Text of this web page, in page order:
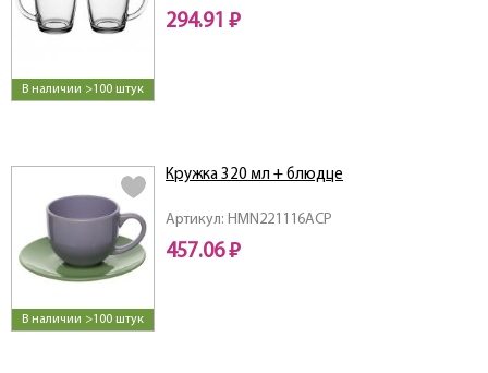
В наличии >100 штук
294.91 ₽
В наличии >100 штук
Артикул: HMN221116ACP
Кружка 320 мл + блюдце
457.06 ₽